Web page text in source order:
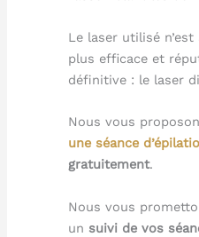
Le laser utilisé
plus efficace et
définitive : le laser
Nous vous
une séance
gratuitement.
Nous vous
un suivi de vos